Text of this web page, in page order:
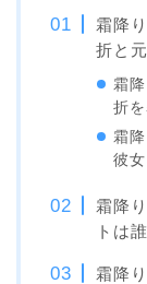
霜降
折と
霜
折を
霜
彼女
霜降
トは
霜降